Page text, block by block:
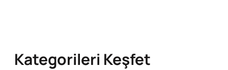
Kategorileri Keşfet